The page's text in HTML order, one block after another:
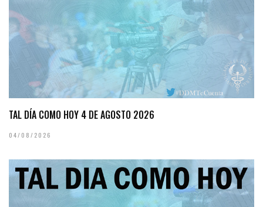
TAL DÍA COMO HOY 4 DE AGOSTO 2026
04/08/2026